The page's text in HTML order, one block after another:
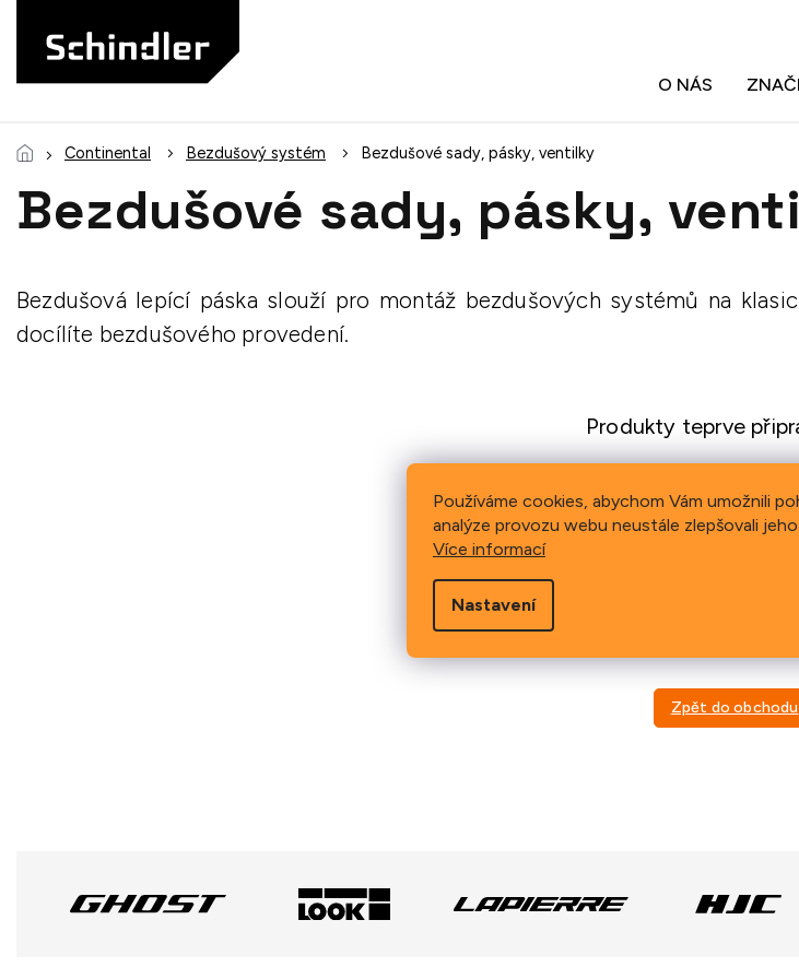
Používáme cookies, abychom Vám umožnili
analýze provozu webu neustále zlepšovali
Více informací
Nastavení
O NÁS
Continental Bezdušový systém Bezdušové sady, pásky, ventilky
Bezdušové sady, pásky,
Bezdušová lepící páska slouží pro montáž bezdušových systémů na
docílíte bezdušového provedení.
Produkty teprve
Můžete se ale podívat na
Zpět do obchodu